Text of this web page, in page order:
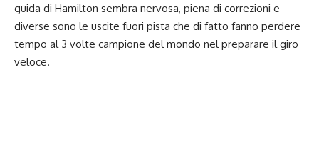
guida di Hamilton sembra nervosa, piena di correzioni e
diverse sono le uscite fuori pista che di fatto fanno perdere
tempo al 3 volte campione del mondo nel preparare il giro
veloce.